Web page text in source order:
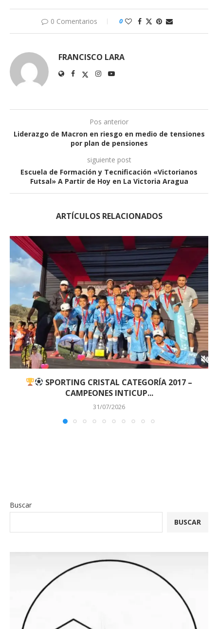
0 Comentarios 0
FRANCISCO LARA
Pos anterior
Liderazgo de Macron en riesgo en medio de tensiones
por plan de pensiones
siguiente post
Escuela de Formación y Tecnificación «Victorianos
Futsal» A Partir de Hoy en La Victoria Aragua
ARTÍCULOS RELACIONADOS
SPORTING CRISTAL CATEGORÍA 2017 –
CAMPEONES INTICUP...
31/07/2026
Buscar
BUSCAR